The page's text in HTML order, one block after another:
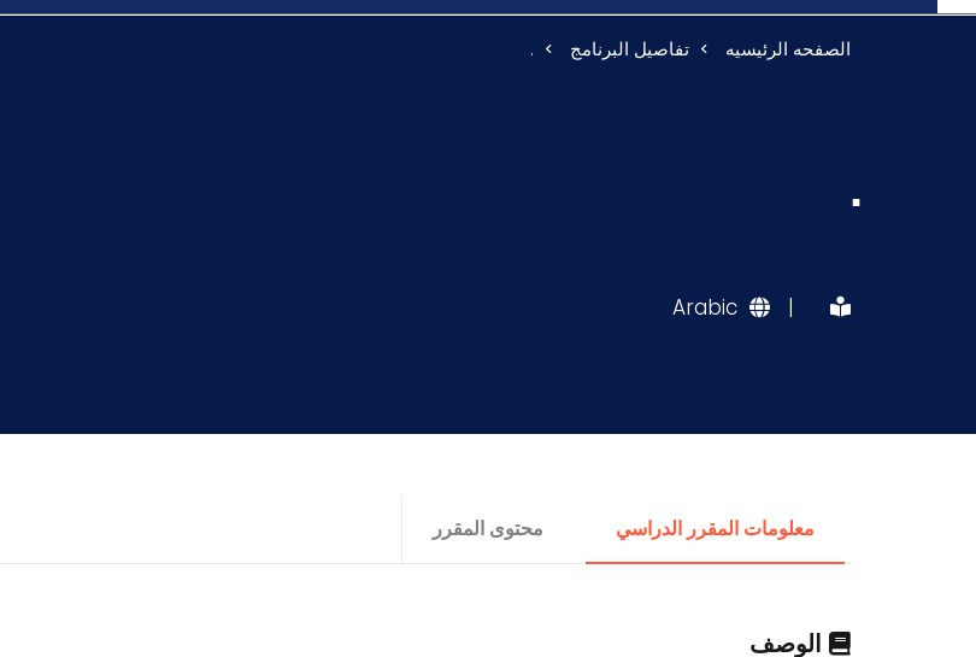
الصفحه الرئيسيه تفاصيل البرنامج .
.
|
Arabic
معلومات المقرر الدراسي محتوى المقرر
الوصف